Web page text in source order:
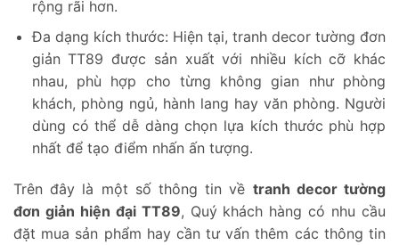
rộng rãi hơn.
Đa dạng kích thước: Hiện tại, tranh decor tường đơn
giản TT89 được sản xuất với nhiều kích cỡ khác
nhau, phù hợp cho từng không gian như phòng
khách, phòng ngủ, hành lang hay văn phòng. Người
dùng có thể dễ dàng chọn lựa kích thước phù hợp
nhất để tạo điểm nhấn ấn tượng.
Trên đây là một số thông tin về tranh decor tường
đơn giản hiện đại TT89, Quý khách hàng có nhu cầu
đặt mua sản phẩm hay cần tư vấn thêm các thông tin